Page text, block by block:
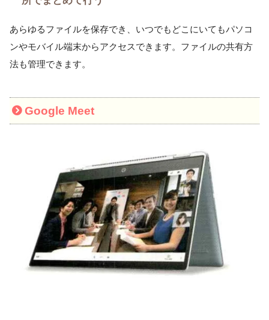
あらゆるファイルを保存でき、いつでもどこにいてもパソコ
ンやモバイル端末からアクセスできます。ファイルの共有方
法も管理できます。
Google Meet